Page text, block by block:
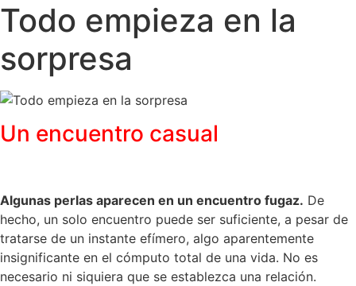
Todo empieza en la
sorpresa
Un encuentro casual
Algunas perlas aparecen en un encuentro fugaz. De
hecho, un solo encuentro puede ser suficiente, a pesar de
tratarse de un instante efímero, algo aparentemente
insignificante en el cómputo total de una vida. No es
necesario ni siquiera que se establezca una relación.